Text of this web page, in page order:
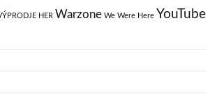
HER Warzone We Were Here YouTube